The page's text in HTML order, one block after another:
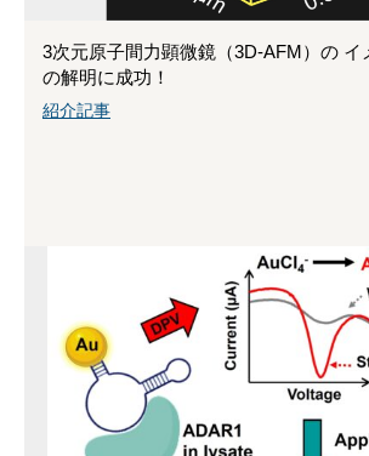
3次元原子間力顕微鏡（3D-AFM）の イ
の解明に成功！
紹介記事